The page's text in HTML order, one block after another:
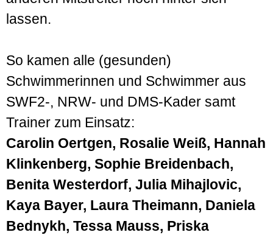
lassen.
So kamen alle (gesunden)
Schwimmerinnen und Schwimmer aus
SWF2-, NRW- und DMS-Kader samt
Trainer zum Einsatz:
Carolin Oertgen, Rosalie Weiß, Hannah
Klinkenberg, Sophie Breidenbach,
Benita Westerdorf, Julia Mihajlovic,
Kaya Bayer, Laura Theimann, Daniela
Bednykh, Tessa Mauss, Priska